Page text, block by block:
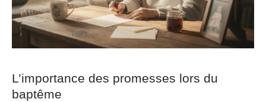
L’importance des promesses lors du
baptême